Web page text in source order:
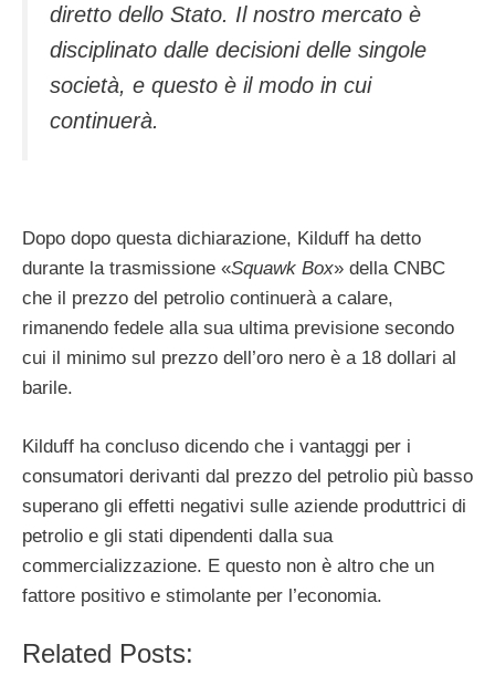
diretto dello Stato. Il nostro mercato è
disciplinato dalle decisioni delle singole
società, e questo è il modo in cui
continuerà.
Dopo dopo questa dichiarazione, Kilduff ha detto
durante la trasmissione «Squawk Box» della CNBC
che il prezzo del petrolio continuerà a calare,
rimanendo fedele alla sua ultima previsione secondo
cui il minimo sul prezzo dell’oro nero è a 18 dollari al
barile.
Kilduff ha concluso dicendo che i vantaggi per i
consumatori derivanti dal prezzo del petrolio più basso
superano gli effetti negativi sulle aziende produttrici di
petrolio e gli stati dipendenti dalla sua
commercializzazione. E questo non è altro che un
fattore positivo e stimolante per l’economia.
Related Posts: